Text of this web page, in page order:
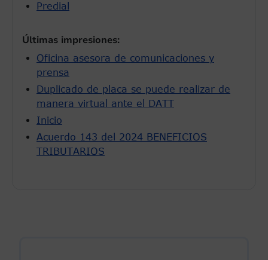
Predial
Últimas impresiones:
Oficina asesora de comunicaciones y
prensa
Duplicado de placa se puede realizar de
manera virtual ante el DATT
Inicio
Acuerdo 143 del 2024 BENEFICIOS
TRIBUTARIOS